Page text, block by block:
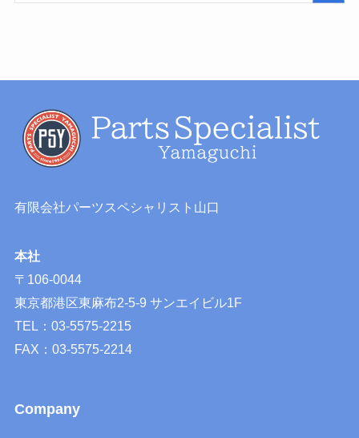
有限会社パーツスペシャリスト山口
本社
〒106-0044
東京都港区東麻布2-5-9 サンエイビル1F
TEL：03-5575-2215
FAX：03-5575-2214
Company